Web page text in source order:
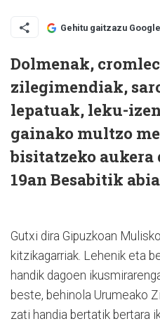
Gehitu gaitzazu
Dolmenak,
zilegimendiak,
lepatuak, leku-
gainako multzo
bisitatzeko aukera
19an Besabitik
Gutxi dira Gipuzkoan
kitzikagarriak. Lehenik eta
handik dagoen
beste, behinola Urumeako
zati handia bertatik bertara